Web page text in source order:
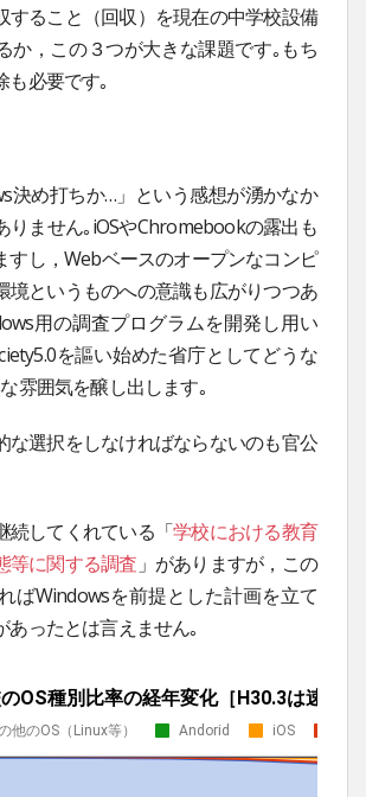
すること（回収）を現在の中学校設備
か，この３つが大きな課題です｡もち
も必要です｡
決め打ちか…」という感想が湧かなか
りません｡iOSやChromebookの露出も
すし，Webベースのオープンなコンピ
境というものへの意識も広がりつつあ
用の調査プログラムを開発し用い
を謳い始めた省庁としてどうな
雰囲気を醸し出します｡
な選択をしなければならないのも官公
続してくれている「学校における教育
等に関する調査 」がありますが，この
ばWindowsを前提とした計画を立て
あったとは言えません｡